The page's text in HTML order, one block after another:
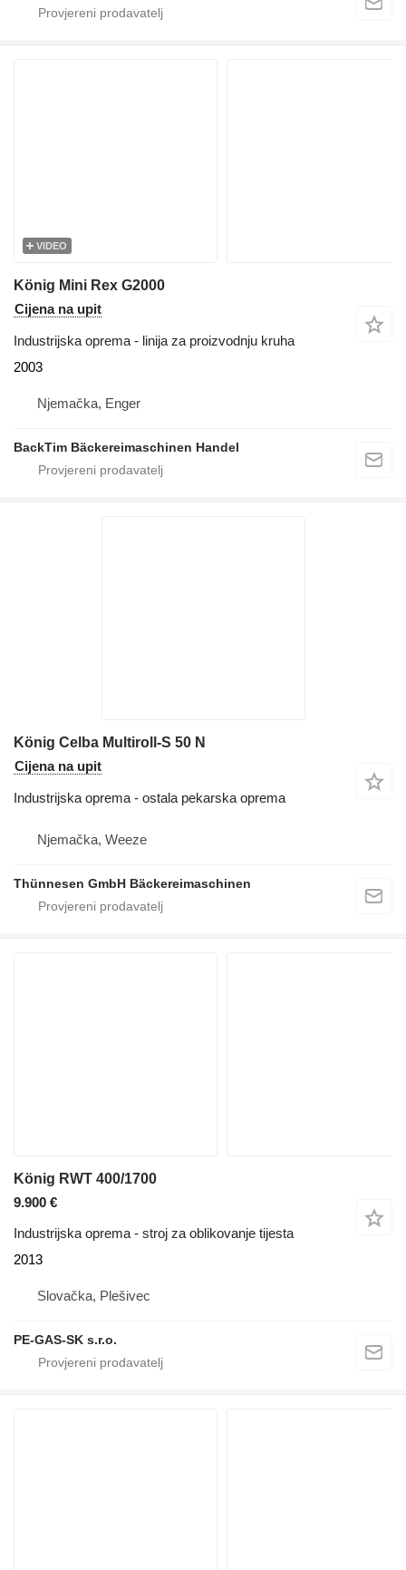
VIDEO
König Mini Rex G2000
Cijena na upit
Industrijska oprema - linija za proizvodnju kruha
2003
Njemačka, Enger
BackTim Bäckereimaschinen Handel
König Celba Multiroll-S 50 N
Cijena na upit
Industrijska oprema - ostala pekarska oprema
Njemačka, Weeze
Thünnesen GmbH Bäckereimaschinen
König RWT 400/1700
9.900 €
Industrijska oprema - stroj za oblikovanje tijesta
2013
Slovačka, Plešivec
PE-GAS-SK s.r.o.